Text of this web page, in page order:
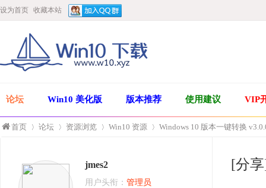
设为首页 收藏本站
论坛 Win10 美化版 版本推荐 使用建议 VIP
首页
»
论坛 资源浏览
›
Win10 资源
›
Windows 10 版本一键转换
[分
jmes2
用户头衔： 管理员